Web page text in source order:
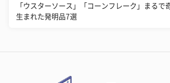
「ウスターソース」「コーンフレーク」まるで
生まれた発明品7選